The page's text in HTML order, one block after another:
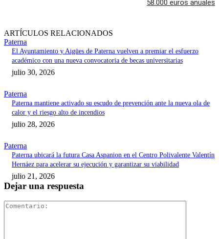
58.000 euros anuales
ARTÍCULOS RELACIONADOS
Paterna
El Ayuntamiento y Aigües de Paterna vuelven a premiar el esfuerzo
académico con una nueva convocatoria de becas universitarias
julio 30, 2026
Paterna
Paterna mantiene activado su escudo de prevención ante la nueva ola de
calor y el riesgo alto de incendios
julio 28, 2026
Paterna
Paterna ubicará la futura Casa Aspanion en el Centro Polivalente Valentín
Hernáez para acelerar su ejecución y garantizar su viabilidad
julio 21, 2026
Dejar una respuesta